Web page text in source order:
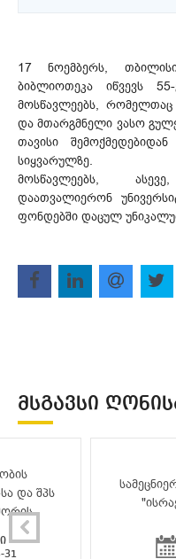
17 ნოემბერს,
ბიბლიოთეკა იწვევს
მოსწავლეებს, რომელთაც
და მთარგმნელი ვასო
თავისი
სიყვარულზე.
მოსწავლეებს,
დაათვალიერონ
ფონდებში დაცულ
ᲛᲡᲒᲐᲕᲡᲘ
და შპს
31